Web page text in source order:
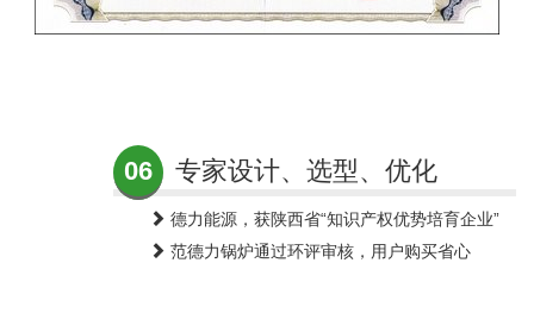
06 专家设计、选型、优化
德力能源，获陕西省“知识产权优势培育企业”
范德力锅炉通过环评审核，用户购买省心